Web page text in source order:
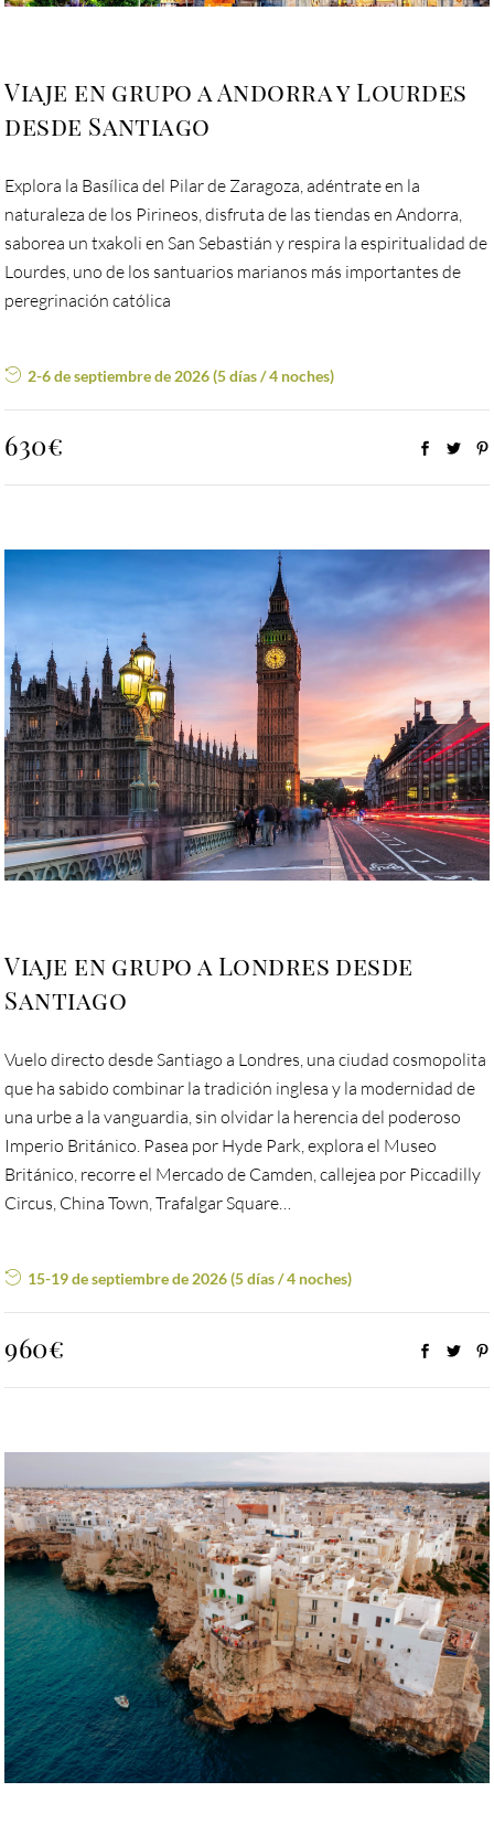
Viaje en grupo a Andorra y Lourdes
desde Santiago
Explora la Basílica del Pilar de Zaragoza, adéntrate en la
naturaleza de los Pirineos, disfruta de las tiendas en Andorra,
saborea un txakoli en San Sebastián y respira la espiritualidad de
Lourdes, uno de los santuarios marianos más importantes de
peregrinación católica
2-6 de septiembre de 2026 (5 días / 4 noches)
630€
Viaje en grupo a Londres desde
Santiago
Vuelo directo desde Santiago a Londres, una ciudad cosmopolita
que ha sabido combinar la tradición inglesa y la modernidad de
una urbe a la vanguardia, sin olvidar la herencia del poderoso
Imperio Británico. Pasea por Hyde Park, explora el Museo
Británico, recorre el Mercado de Camden, callejea por Piccadilly
Circus, China Town, Trafalgar Square…
15-19 de septiembre de 2026 (5 días / 4 noches)
960€